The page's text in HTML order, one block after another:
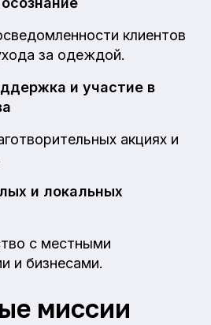
клиентов
за одеждой.
и участие в
акциях и
и локальных
с местными
и бизнесами.
миссии